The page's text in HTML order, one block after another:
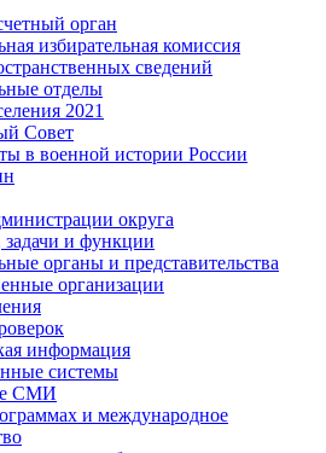
орган
избирательная комиссия
сведений
отделы
2021
Совет
в военной истории России
округа
и функции
органы и представительства
организации
информация
системы
СМИ
и международное